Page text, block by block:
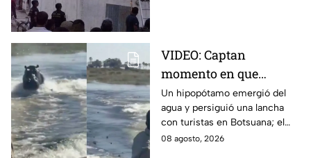
VIDEO: Captan
momento en que
hipopótamo sale del
agua para perseguir a
turistas en lancha
Un hipopótamo emergió del
agua y persiguió una lancha
con turistas en Botsuana; el
guía aceleró a tiempo para
08 agosto, 2026